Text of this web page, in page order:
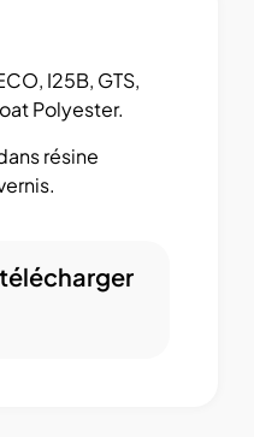
I25B, GTS,
Polyester.
résine